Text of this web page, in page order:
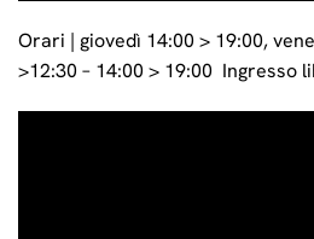
Orari | giovedì 14:00 > 19:00,
>12:30 – 14:00 > 19:00 Ingresso